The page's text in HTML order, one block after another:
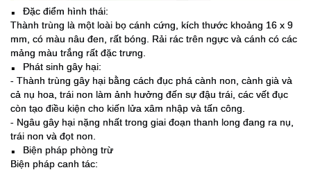
▪️
Đặc điểm hình thái:
Thành trùng là một loài bọ cánh cứng, kích thước khoảng 16 x 9
mm, có màu nâu đen, rất bóng. Rải rác trên ngực và cánh có các
mảng màu trắng rất đặc trưng.
▪️
Phát sinh gây hại:
- Thành trùng gây hại bằng cách đục phá cành non, cành già và
cả nụ hoa, trái non làm ảnh hưởng đến sự đậu trái, các vết đục
còn tạo điều kiện cho kiến lửa xâm nhập và tấn công.
- Ngâu gây hại nặng nhất trong giai đoạn thanh long đang ra nụ,
trái non và đọt non.
▪️
Biện pháp phòng trừ
Biện pháp canh tác: